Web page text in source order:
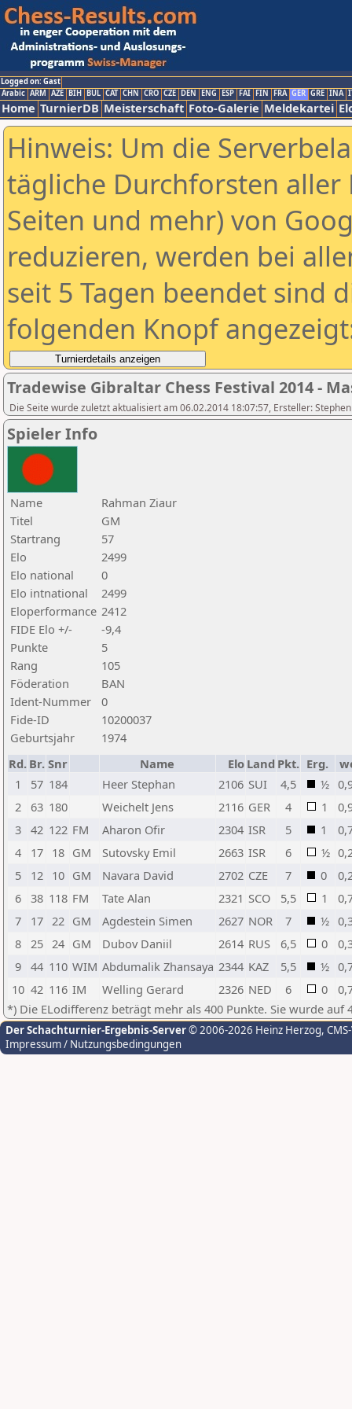
Logged on: Gast
Arabic ARM AZE BIH BUL CAT CHN CRO CZE DEN ENG ESP FAI FIN FRA GER GRE INA
Home TurnierDB Meisterschaft Foto-Galerie Meldekartei
Hinweis: Um die
tägliche Durchforsten aller
Seiten und mehr) von
reduzieren, werden bei
seit 5 Tagen beendet sind
folgenden Knopf
Tradewise Gibraltar Chess Festival 2014 -
Die Seite wurde zuletzt aktualisiert am 06.02.2014 18:07:57, Ersteller:
Spieler Info
Name
Rahman Ziaur
Titel
GM
Startrang
57
Elo
2499
Elo national
0
Elo intnational
2499
Eloperformance 2412
FIDE Elo +/-
-9,4
Punkte
5
Rang
105
Föderation
BAN
Ident-Nummer
0
Fide-ID
10200037
Geburtsjahr
1974
Rd. Br. Snr Name Elo Land Pkt. Erg.
1
57 184 Heer Stephan 2106 SUI 4,5 ½
2
63 180 Weichelt Jens 2116 GER 4 1
3
42 122 FM Aharon Ofir 2304 ISR 5 1
4
17 18 GM Sutovsky Emil 2663 ISR 6 ½
5
12 10 GM Navara David 2702 CZE 7 0
6
38 118 FM Tate Alan 2321 SCO 5,5 1
7
17 22 GM Agdestein Simen 2627 NOR 7 ½
8
25 24 GM Dubov Daniil 2614 RUS 6,5 0
9
44 110 WIM Abdumalik Zhansaya 2344 KAZ 5,5 ½
10 42 116 IM Welling Gerard 2326 NED 6 0
*) Die ELodifferenz beträgt mehr als 400 Punkte. Sie wurde auf
Der Schachturnier-Ergebnis-Server© 2006-2026 Heinz Herzog,
Impressum / Nutzungsbedingungen